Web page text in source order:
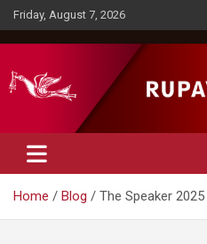
Skip
to
content
Friday, August 7, 2026
Rupavahini News
Home Blog The Speaker 2025